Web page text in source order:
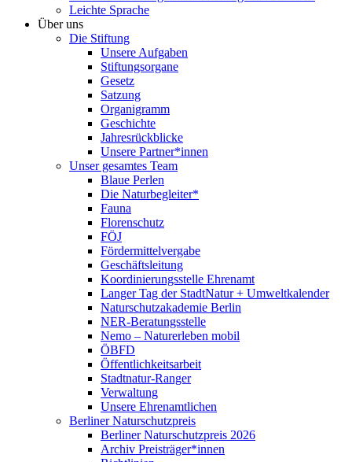
Leichte Sprache
Über uns
Die Stiftung
Unsere Aufgaben
Stiftungsorgane
Gesetz
Satzung
Organigramm
Geschichte
Jahresrückblicke
Unsere Partner*innen
Unser gesamtes Team
Blaue Perlen
Die Naturbegleiter*
Fauna
Florenschutz
FÖJ
Fördermittelvergabe
Geschäftsleitung
Koordinierungsstelle Ehrenamt
Langer Tag der StadtNatur + Umweltkalender
Naturschutzakademie Berlin
NER-Beratungsstelle
Nemo – Naturerleben mobil
ÖBFD
Öffentlichkeitsarbeit
Stadtnatur-Ranger
Verwaltung
Unsere Ehrenamtlichen
Berliner Naturschutzpreis
Berliner Naturschutzpreis 2026
Archiv Preisträger*innen